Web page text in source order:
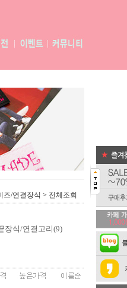
즈/연결장식 > 전체조회
장식/연결고리(9)